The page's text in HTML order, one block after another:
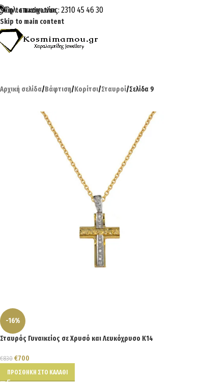
Skip to navigation
Skip to main content
Τηλ. επικοινωνίας: 2310 45 46 30
Αρχική σελίδα/Βάφτιση/Κορίτσι/Σταυροί/Σελίδα 9
-16%
Σταυρός Γυναικείος σε Χρυσό και Λευκόχρυσο Κ14
€830 €700
ΠΡΟΣΘΉΚΗ ΣΤΟ ΚΑΛΆΘΙ